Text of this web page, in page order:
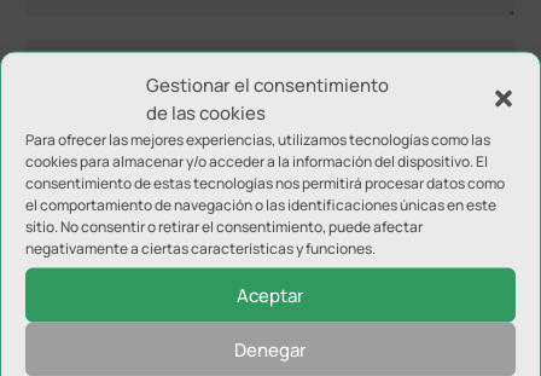
Gestionar el consentimiento
de las cookies
Para ofrecer las mejores experiencias, utilizamos tecnologías como las
cookies para almacenar y/o acceder a la información del dispositivo. El
consentimiento de estas tecnologías nos permitirá procesar datos como
el comportamiento de navegación o las identificaciones únicas en este
sitio. No consentir o retirar el consentimiento, puede afectar
negativamente a ciertas características y funciones.
Aceptar
Denegar
NOTICIAS RELACIONADAS